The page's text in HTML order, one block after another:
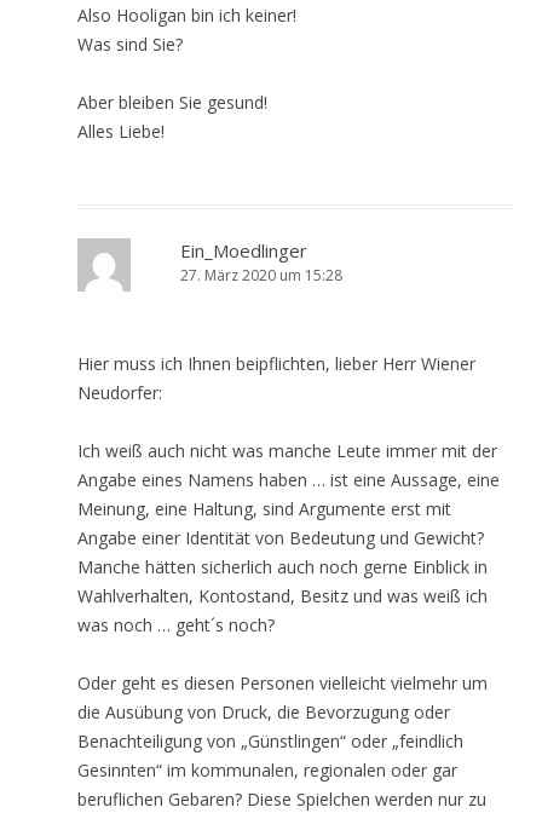
Also Hooligan bin ich keiner!
Was sind Sie?
Aber bleiben Sie gesund!
Alles Liebe!
Ein_Moedlinger
27. März 2020 um 15:28
Hier muss ich Ihnen beipflichten, lieber Herr Wiener
Neudorfer:
Ich weiß auch nicht was manche Leute immer mit der
Angabe eines Namens haben … ist eine Aussage, eine
Meinung, eine Haltung, sind Argumente erst mit
Angabe einer Identität von Bedeutung und Gewicht?
Manche hätten sicherlich auch noch gerne Einblick in
Wahlverhalten, Kontostand, Besitz und was weiß ich
was noch … geht´s noch?
Oder geht es diesen Personen vielleicht vielmehr um
die Ausübung von Druck, die Bevorzugung oder
Benachteiligung von „Günstlingen“ oder „feindlich
Gesinnten“ im kommunalen, regionalen oder gar
beruflichen Gebaren? Diese Spielchen werden nur zu